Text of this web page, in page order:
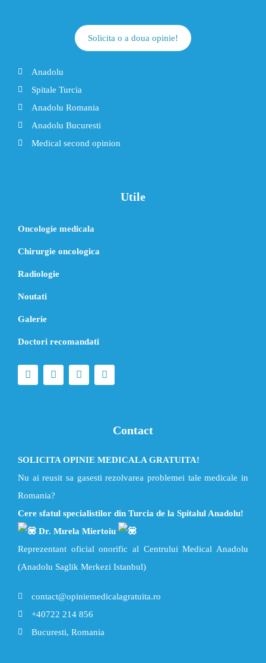
Solicita o a doua opinie!
Anadolu
Spitale Turcia
Anadolu Romania
Anadolu Bucuresti
Medical second opinion
Utile
Oncologie medicala
Chirurgie oncologica
Radiologie
Noutati
Galerie
Doctori recomandati
Contact
SOLICITA OPINIE MEDICALA GRATUITA!
Nu ai reusit sa gasesti rezolvarea problemei tale medicale in
Romania?
Cere sfatul specialistilor din Turcia de la Spitalul Anadolu!
Dr. Mırela Miertoiu
Reprezentant oficial onorific al Centrului Medical Anadolu
(Anadolu Saglik Merkezi Istanbul)
contact@opiniemedicalagratuita.ro
+40722 214 856
Bucuresti, Romania